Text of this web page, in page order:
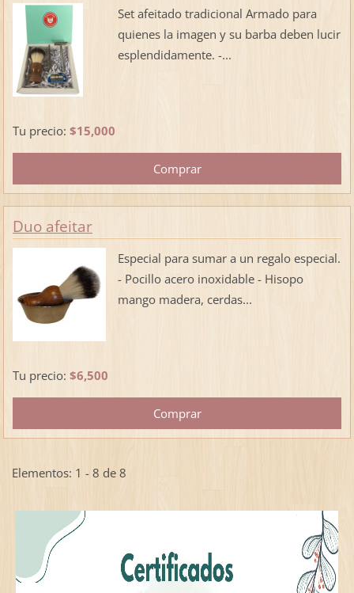
Set afeitado tradicional Armado para
quienes la imagen y su barba deben lucir
esplendidamente. -...
Tu precio: $15,000
Duo afeitar
Especial para sumar a un regalo especial.
- Pocillo acero inoxidable - Hisopo
mango madera, cerdas...
Tu precio: $6,500
Elementos: 1 - 8 de 8